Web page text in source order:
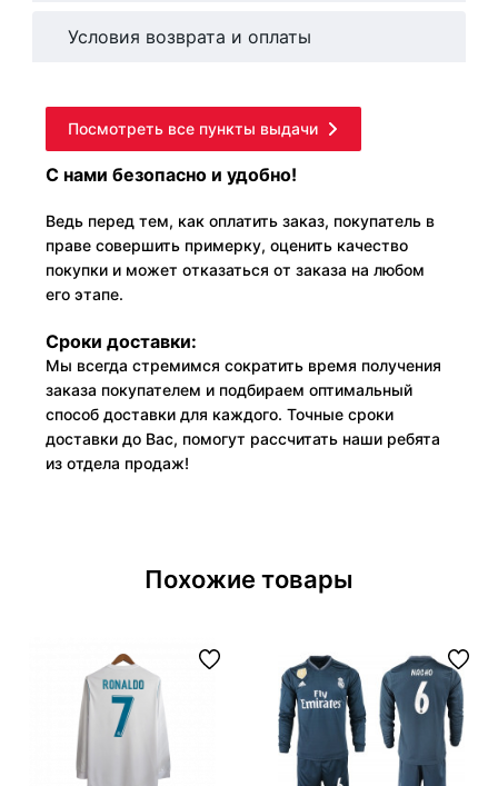
Условия возврата и оплаты
Посмотреть все пункты выдачи
С нами безопасно и удобно!
Ведь перед тем, как оплатить заказ, покупатель в
праве совершить примерку, оценить качество
покупки и может отказаться от заказа на любом
его этапе.
Сроки доставки:
Мы всегда стремимся сократить время получения
заказа покупателем и подбираем оптимальный
способ доставки для каждого. Точные сроки
доставки до Вас, помогут рассчитать наши ребята
из отдела продаж!
Похожие товары